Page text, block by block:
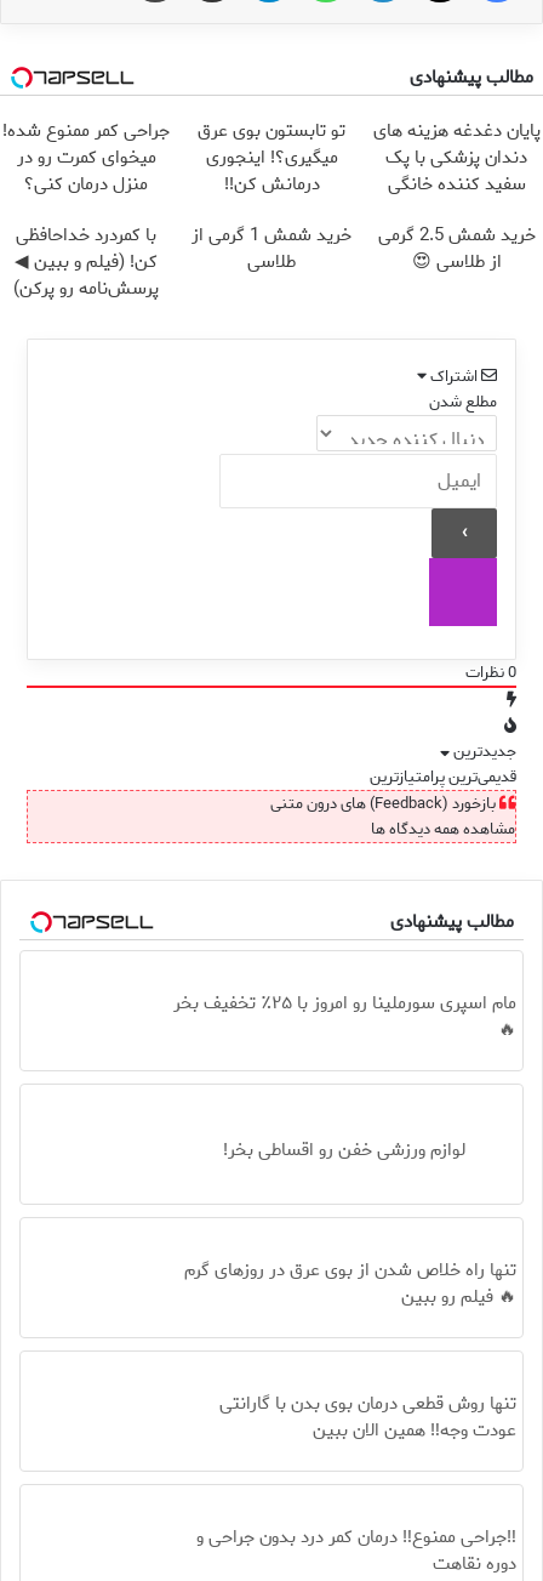
مطالب پیشنهادی
پایان دغدغه هزینه های
دندان پزشکی با پک
سفید کننده خانگی
تو تابستون بوی عرق
میگیری؟! اینجوری
درمانش کن!!
جراحی کمر ممنوع شده!
میخوای کمرت رو در
منزل درمان کنی؟
خرید شمش 2.5 گرمی
از طلاسی 😍
خرید شمش 1 گرمی از
طلاسی
با کمردرد خداحافظی
کن! (فیلم و ببین ◀
پرسش‌نامه رو پرکن)
اشتراک
مطلع شدن
0نظرات
جدیدترین
قدیمی‌ترینپرامتیازترین
بازخورد (Feedback) های درون متنی
مشاهده همه دیدگاه ها
مطالب پیشنهادی
مام اسپری سورملینا رو امروز با ۲۵٪ تخفیف بخر
🔥
لوازم ورزشی خفن رو اقساطی بخر!
تنها راه خلاص شدن از بوی عرق در روزهای گرم
🔥 فیلم رو ببین
تنها روش قطعی درمان بوی بدن با گارانتی
عودت وجه‼️ همین الان ببین
‼️جراحی ممنوع‼️ درمان کمر درد بدون جراحی و
دوره نقاهت